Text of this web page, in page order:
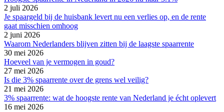
2 juli 2026
Je spaargeld bij de huisbank levert nu een verlies op, en de rente
gaat misschien omhoog
2 juni 2026
Waarom Nederlanders blijven zitten bij de laagste spaarrente
30 mei 2026
Hoeveel van je vermogen in goud?
27 mei 2026
Is die 3% spaarrente over de grens wel veilig?
21 mei 2026
3% spaarrente: wat de hoogste rente van Nederland je écht oplevert
16 mei 2026